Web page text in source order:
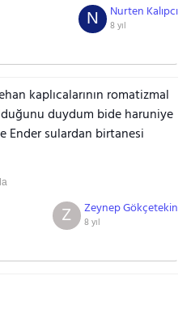
Nurten Kalıpcı
8 yıl
N
kaplıcalarının romatizmal
duydum bide haruniye
Ender sulardan birtanesi
Zeynep Gökçetekin
8 yıl
Z